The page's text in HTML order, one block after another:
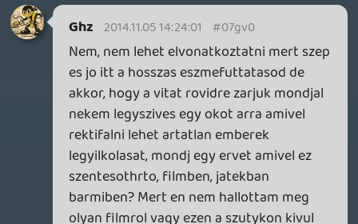
betegnek/szuksegtelennek/ondokolatlannak
a dolgot, ez meg erosen szubjektiv - a
vonal akar lehet mindenkinel mashol (de
nincs). Ami biztos, ha valaki az ilyen
Manhunt meg (elmondasok alapjan)
Hatred jellegu jatekokra/elmenyekre
csoppen, akkor ott valoszinuleg
valamilyen kulso segitsegre van szukseg -
a spektrum itt is szeles, a finoman utat
mutato orvosi segitseg es a jol elhelyezett
golyo kozott.
azutolsoejjel 2014.11.05 14:15:14 #07guy